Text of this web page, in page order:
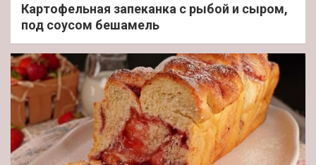
Картофельная запеканка с рыбой и сыром,
под соусом бешамель